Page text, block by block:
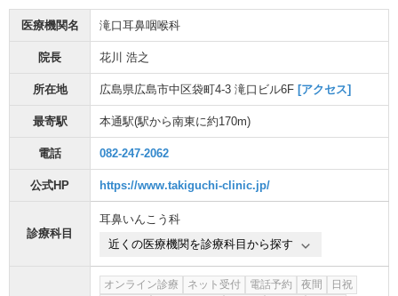
医療機関名 滝口耳鼻咽喉科
院長 花川 浩之
所在地 広島県広島市中区袋町4-3 滝口ビル6F [アクセス]
最寄駅 本通駅(駅から南東に約170m)
電話 082-247-2062
公式HP https://www.takiguchi-clinic.jp/
診療科目
耳鼻いんこう科
近くの医療機関を診療科目から探す
オンライン診療 ネット受付 電話予約 夜間
日祝